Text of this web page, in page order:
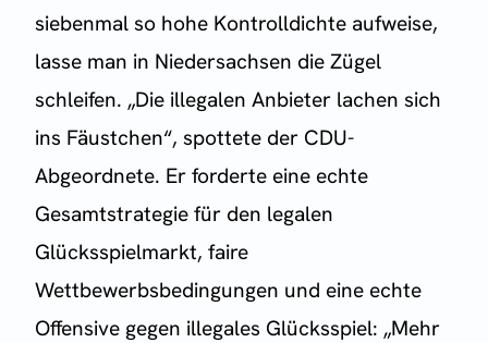
siebenmal so hohe Kontrolldichte aufweise,
lasse man in Niedersachsen die Zügel
schleifen. „Die illegalen Anbieter lachen sich
ins Fäustchen“, spottete der CDU-
Abgeordnete. Er forderte eine echte
Gesamtstrategie für den legalen
Glücksspielmarkt, faire
Wettbewerbsbedingungen und eine echte
Offensive gegen illegales Glücksspiel: „Mehr